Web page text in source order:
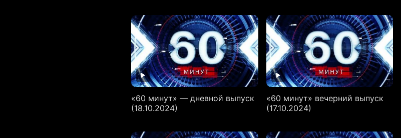
«60 минут» — дневной выпуск
(18.10.2024)
«60 минут» вечерний выпуск
(17.10.2024)